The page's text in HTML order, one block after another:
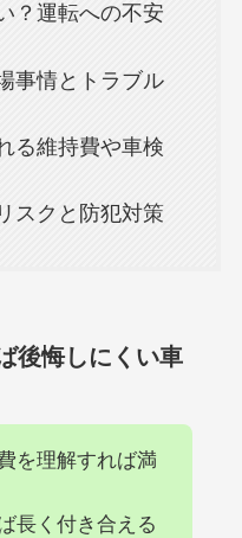
？運転への不安
事情とトラブル
る維持費や車検
スクと防犯対策
後悔しにくい車
を理解すれば満
長く付き合える